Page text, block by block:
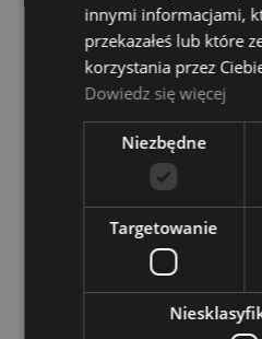
(Fedex)
InPost Paczkomaty 24/7
(Fedex)
(Przesyłki poczty
firmy w Opolu)
odbiór osobisty Gliwice
(odbiór
firmy w Gliwicach)
innymi informacjami,
przekazałeś lub które
korzystania przez
Dowiedz się więcej
Niezbędne
Targetowanie